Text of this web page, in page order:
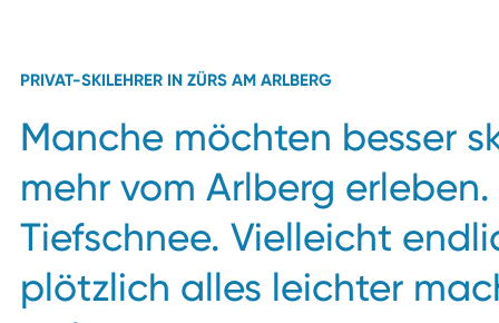
PRIVAT-SKILEHRER IN ZÜRS AM ARLBERG
Manche möchten besser
mehr vom Arlberg
Tiefschnee. Vielleicht
plötzlich alles leichter